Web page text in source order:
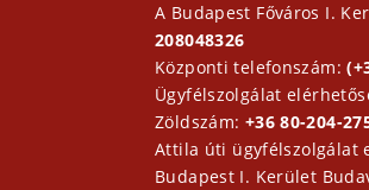
A Budapest Főváros I.
208048326
Központi telefonszám:
Ügyfélszolgálat
Zöldszám: +36 80-204-
Attila úti ügyfélszolgálat
Budapest I. Kerület